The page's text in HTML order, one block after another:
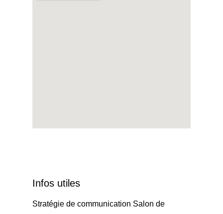
Infos utiles
Stratégie de communication Salon de